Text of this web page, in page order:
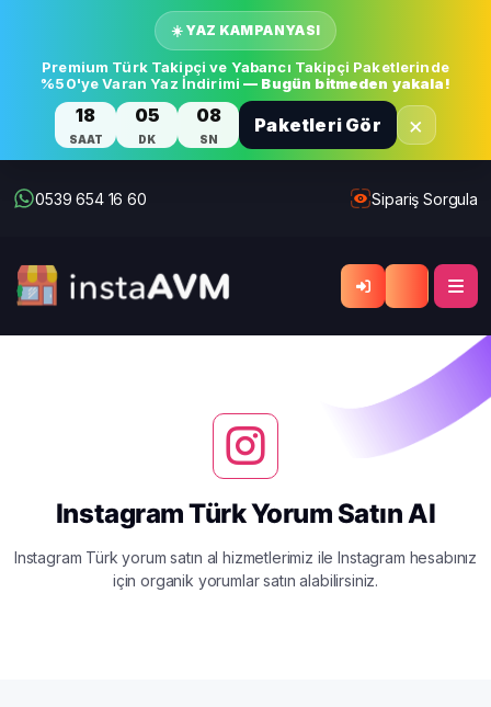
☀️ YAZ KAMPANYASI
Premium Türk Takipçi ve Yabancı Takipçi Paketlerinde
%50'ye Varan Yaz İndirimi — Bugün bitmeden yakala!
18
SAAT
05
DK
07
SN
Paketleri Gör ×
0539 654 16 60 Sipariş Sorgula
Instagram Türk Yorum Satın Al
Instagram Türk yorum satın al hizmetlerimiz ile Instagram hesabınız
için organik yorumlar satın alabilirsiniz.